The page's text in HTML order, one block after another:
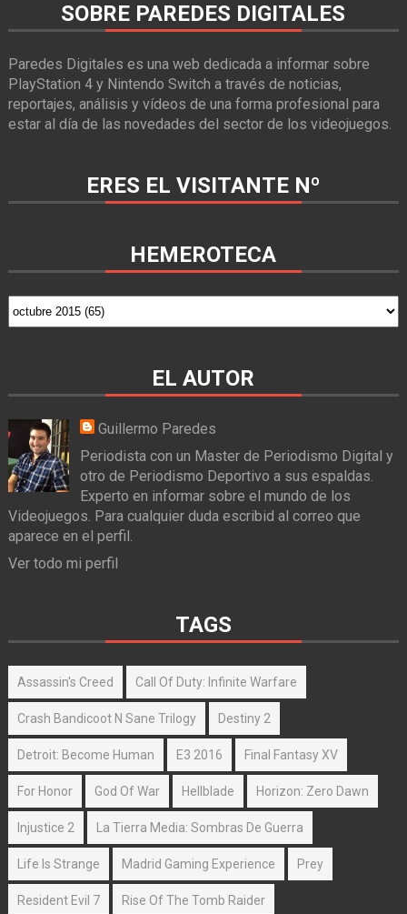
SOBRE PAREDES DIGITALES
Paredes Digitales es una web dedicada a informar sobre
PlayStation 4 y Nintendo Switch a través de noticias,
reportajes, análisis y vídeos de una forma profesional para
estar al día de las novedades del sector de los videojuegos.
ERES EL VISITANTE Nº
HEMEROTECA
EL AUTOR
Guillermo Paredes
Periodista con un Master de Periodismo Digital y
otro de Periodismo Deportivo a sus espaldas.
Experto en informar sobre el mundo de los
Videojuegos. Para cualquier duda escribid al correo que
aparece en el perfil.
Ver todo mi perfil
TAGS
Assassin's Creed Call Of Duty: Infinite Warfare
Crash Bandicoot N Sane Trilogy Destiny 2
Detroit: Become Human E3 2016 Final Fantasy XV
For Honor God Of War Hellblade Horizon: Zero Dawn
Injustice 2 La Tierra Media: Sombras De Guerra
Life Is Strange Madrid Gaming Experience Prey
Resident Evil 7 Rise Of The Tomb Raider